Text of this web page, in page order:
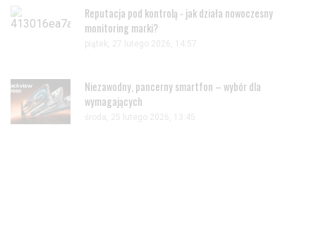
Reputacja pod kontrolą - jak działa nowoczesny
monitoring marki?
piątek, 27 lutego 2026, 14:57
Niezawodny, pancerny smartfon – wybór dla
wymagających
środa, 25 lutego 2026, 13:45